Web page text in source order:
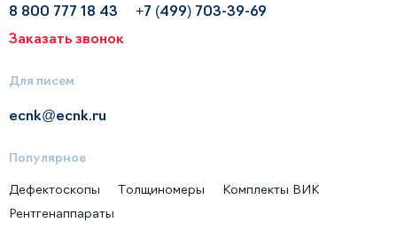
8 800 777 18 43
+7 (499) 703-39-69
Заказать звонок
Для писем
ecnk@ecnk.ru
Популярное
Дефектоскопы Толщиномеры
Комплекты ВИК
Рентгенаппараты